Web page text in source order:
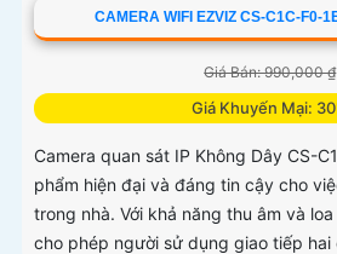
CAMERA WIFI EZVIZ CS-C1C-F0-
Giá Bán: 990,000 ₫
Giá Khuyến Mại:
Camera quan sát IP Không Dây CS-
phẩm hiện đại và đáng tin cậy cho
trong nhà. Với khả năng thu âm và
cho phép người sử dụng giao tiếp